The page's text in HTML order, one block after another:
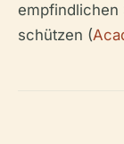
empfindlichen
schützen (